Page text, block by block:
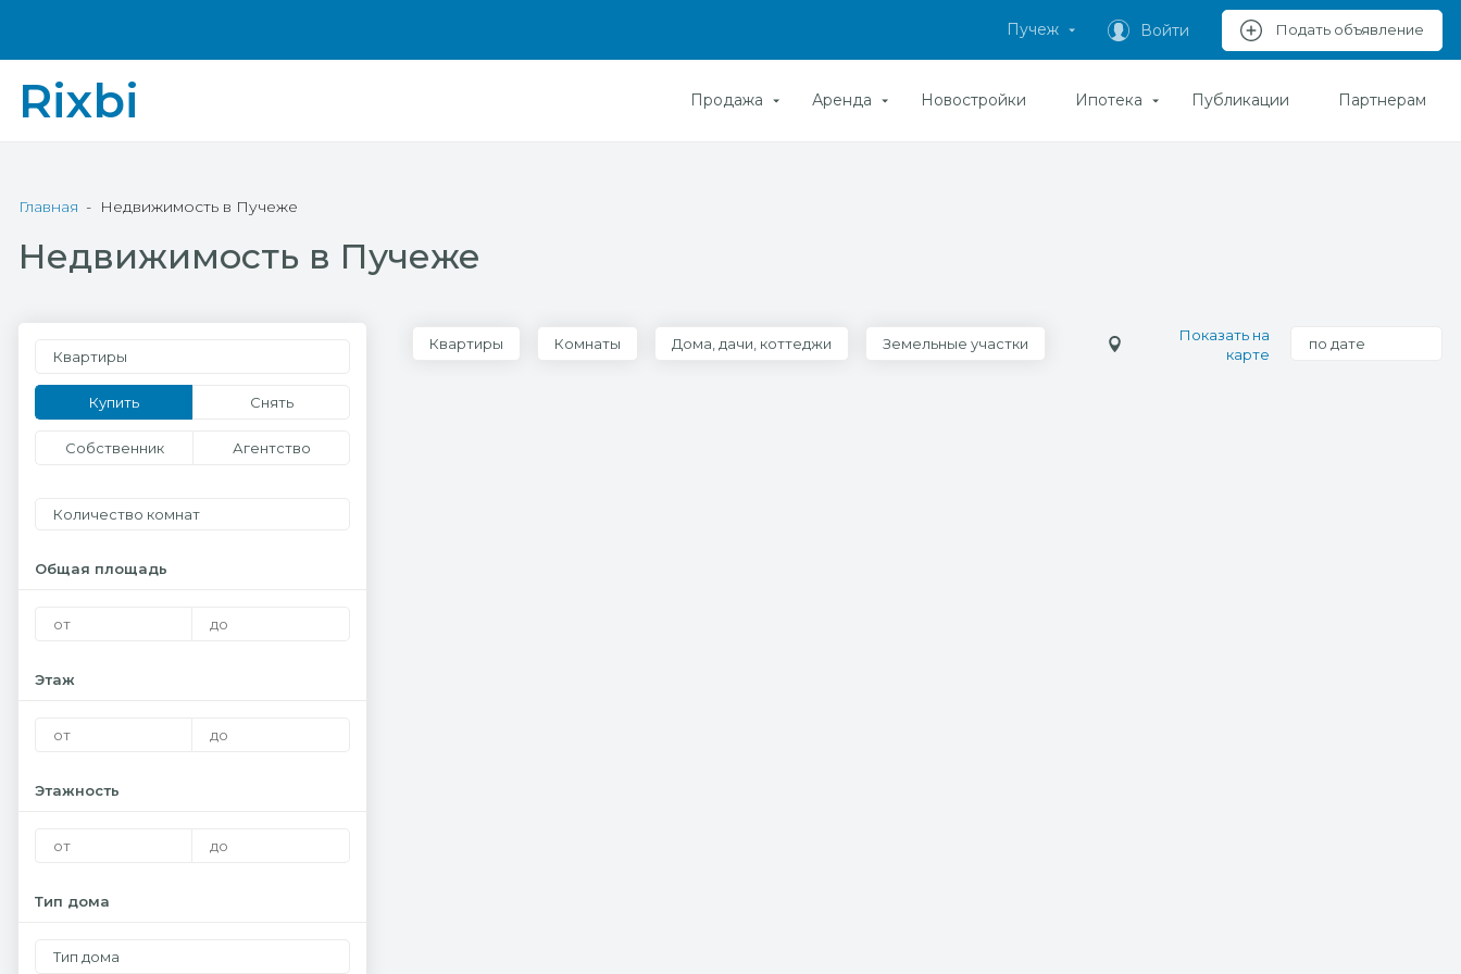
Пучеж Войти Подать объявление
Rixbi Продажа Аренда Новостройки Ипотека Публикации Партнерам
Главная Недвижимость в Пучеже
Недвижимость в Пучеже
Квартиры
Купить Снять
Собственник Агентство
Количество комнат
Общая площадь
Этаж
Этажность
Тип дома
Тип дома
Квартиры Комнаты Дома, дачи, коттеджи Земельные участки
Показать на
карте
по дате